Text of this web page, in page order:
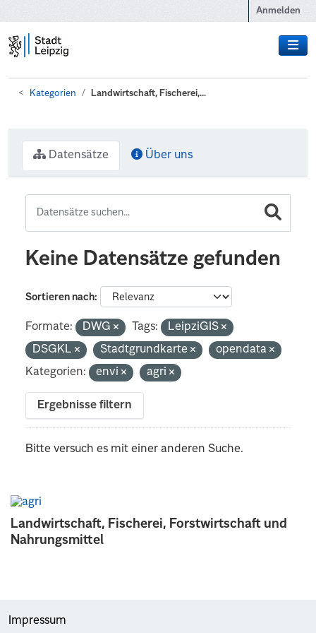
Anmelden
Kategorien Landwirtschaft, Fischerei,...
Landwirtschaft, Fischerei, Forstwirtschaft und
Nahrungsmittel
Datensätze Über uns
Keine Datensätze gefunden
Sortieren nach
Formate: DWG Tags:
LeipziGIS
DSGKL
Stadtgrundkarte
opendata
Kategorien:
envi agri
Ergebnisse filtern
Bitte versuch es mit einer anderen Suche.
Impressum